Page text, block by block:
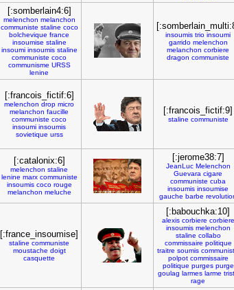
[:somberlain4:6]
melenchon melanchon
communiste staline coco
bolchevique france
insoumise staline
insoumi insoumis staline
communiste coco
communisme URSS
lenine
insoumis trio insoumi
garrido melenchon
melanchon corbiere
dragon communiste
[:francois_fictif:6]
melenchon drop micro
melanchon faucille
communiste coco
insoumi insoumis
sovietique urss
[:francois_fictif:9]
staline communiste
[:catalonix:6]
melenchon staline
lenine marx communiste
insoumis coco rouge
melanchon meluche
[:jerome38:7]
JeanLuc Melenchon
Guevara cigare
communiste cuba
insoumis insoumise
gauche barbe
[:france_insoumise]
staline communiste
moustache doigt
casquette
[:babouchka:10]
alexis corbiere corbiere
insoumis melenchon
staline collabo
commissaire politique
traitre soumis
polpot commissaire
politique purges purge
goulag larmes larme
rage